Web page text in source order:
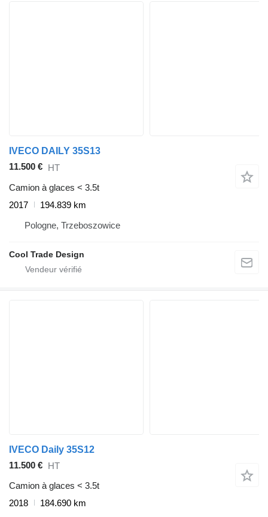
IVECO DAILY 35S13
11.500 € HT
Camion à glaces < 3.5t
2017
194.839 km
Pologne, Trzeboszowice
Cool Trade Design
IVECO Daily 35S12
11.500 € HT
Camion à glaces < 3.5t
2018
184.690 km